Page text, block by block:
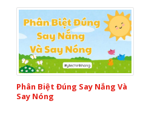
Phân Biệt Đúng Say Nắng Và
Say Nóng